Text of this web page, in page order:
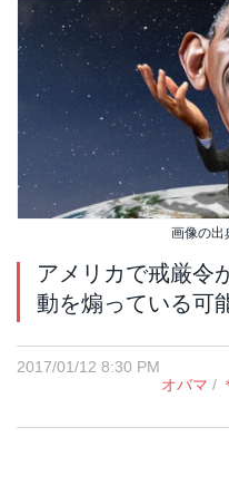
画像の出
アメリカで戒厳令
動を煽っている可
2017/01/12 8:30 PM
オバマ /